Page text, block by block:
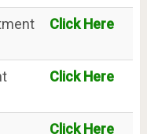
Click Here
Click Here
Click Here